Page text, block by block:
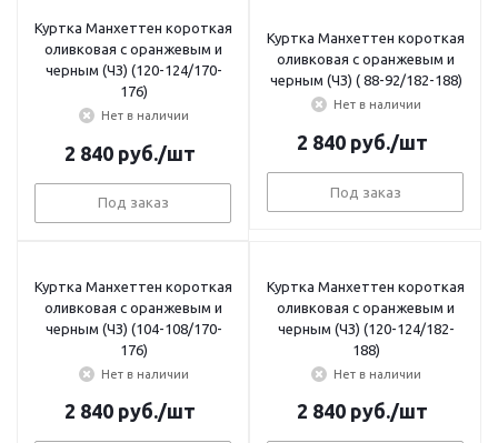
Куртка Манхеттен короткая
оливковая с оранжевым и
черным (ЧЗ) (120-124/170-
176)
Нет в наличии
2 840руб./шт
Под заказ
Куртка Манхеттен короткая
оливковая с оранжевым и
черным (ЧЗ) ( 88-92/182-188)
Нет в наличии
2 840руб./шт
Под заказ
Куртка Манхеттен короткая
оливковая с оранжевым и
черным (ЧЗ) (104-108/170-
176)
Нет в наличии
2 840руб./шт
Куртка Манхеттен короткая
оливковая с оранжевым и
черным (ЧЗ) (120-124/182-
188)
Нет в наличии
2 840руб./шт